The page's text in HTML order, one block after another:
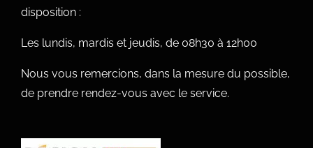
disposition :
Les lundis, mardis et jeudis, de 08h30 à 12h00
Nous vous remercions, dans la mesure du possible,
de prendre rendez-vous avec le service.